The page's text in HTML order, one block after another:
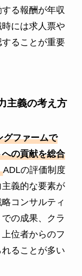
る報酬が年収
には求人票や
ることが重要
主義の考え方
グファームで
の貢献を総合
ADLの評価制度
義的な要素が
コンサルティ
の成果、クラ
位者からのフ
ることが多い